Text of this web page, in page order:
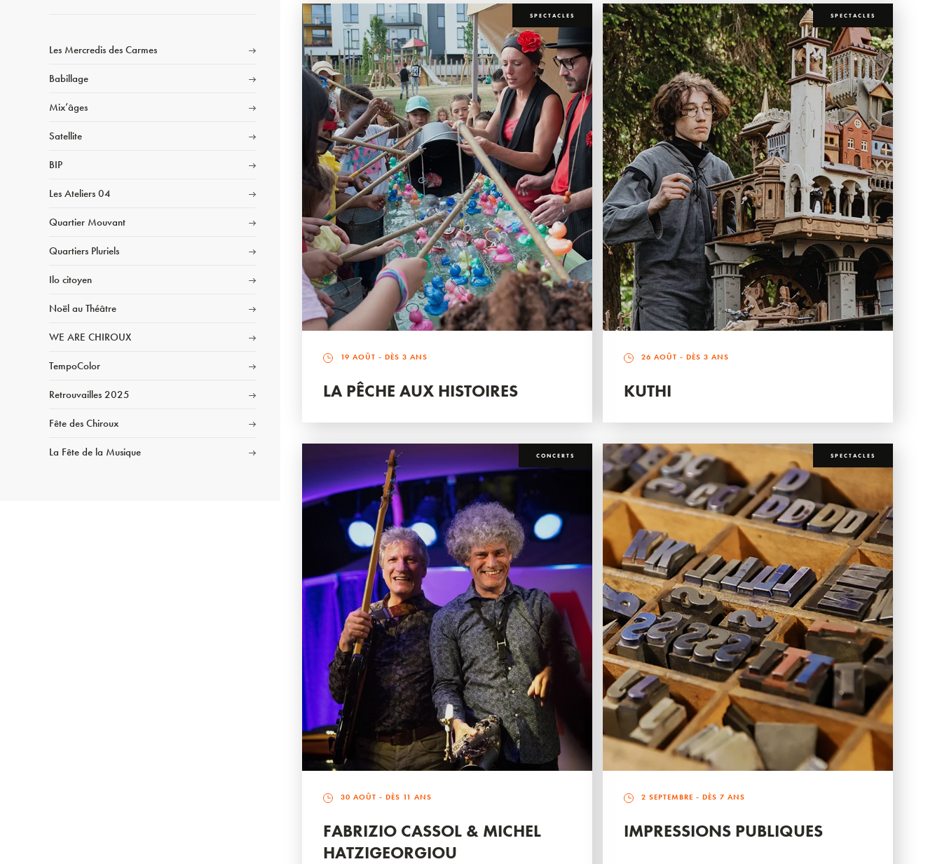
Les Mercredis des Carmes
Babillage
Mix’âges
Satellite
BIP
Les Ateliers 04
Quartier Mouvant
Quartiers Pluriels
Ilo citoyen
Noël au Théâtre
WE ARE CHIROUX
TempoColor
Retrouvailles 2025
Fête des Chiroux
La Fête de la Musique
SPECTACLES
19 AOÛT - DÈS 3 ANS
LA PÊCHE AUX HISTOIRES
SPECTACLES
26 AOÛT - DÈS 3 ANS
KUTHI
CONCERTS
30 AOÛT - DÈS 11 ANS
FABRIZIO CASSOL & MICHEL
HATZIGEORGIOU
SPECTACLES
2 SEPTEMBRE - DÈS 7 ANS
IMPRESSIONS PUBLIQUES